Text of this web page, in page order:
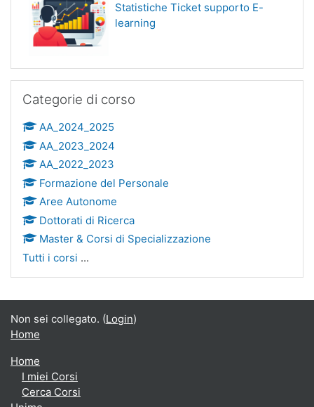
Statistiche Ticket supporto E-
learning
Categorie di corso
AA_2024_2025
AA_2023_2024
AA_2022_2023
Formazione del Personale
Aree Autonome
Dottorati di Ricerca
Master & Corsi di Specializzazione
Tutti i corsi ...
Non sei collegato. (Login)
Home
Home
I miei Corsi
Cerca Corsi